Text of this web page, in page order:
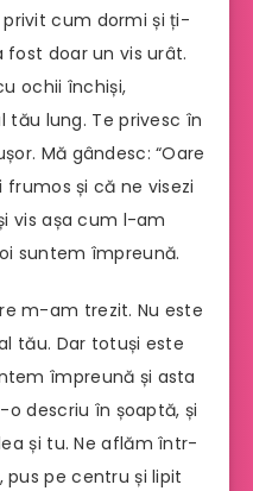
cum dormi și ți-
doar un vis urât.
ochii închiși,
tău lung. Te privesc în
Mă gândesc: “Oare
frumos și că ne visezi
vis așa cum l-am
suntem împreună.
m-am trezit. Nu este
tău. Dar totuși este
împreună și asta
descriu în șoaptă, și
și tu. Ne aflăm într-
pe centru și lipit